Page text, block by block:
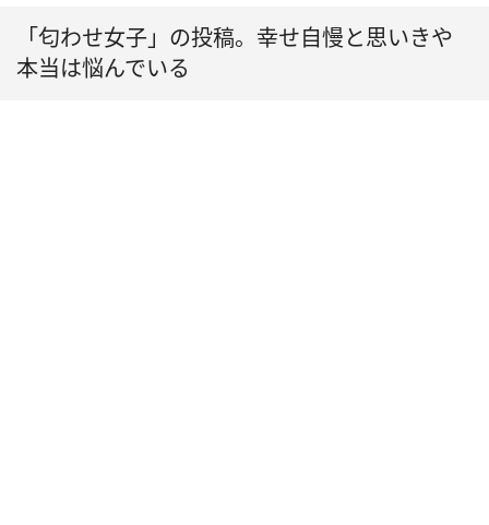
「匂わせ女子」の投稿。幸せ自慢と思いきや
本当は悩んでいる